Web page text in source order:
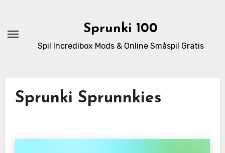
content
Sprunki 100
Spil Incredibox Mods & Online Småspil Gratis
Sprunki Sprunnkies